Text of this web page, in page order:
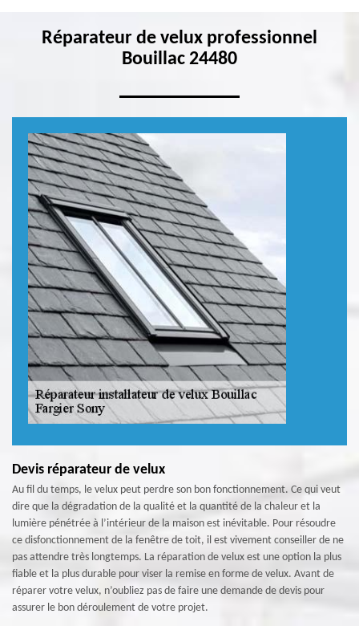
Réparateur de velux professionnel
Bouillac 24480
Devis réparateur de velux
Au fil du temps, le velux peut perdre son bon fonctionnement. Ce qui veut
dire que la dégradation de la qualité et la quantité de la chaleur et la
lumière pénétrée à l’intérieur de la maison est inévitable. Pour résoudre
ce disfonctionnement de la fenêtre de toit, il est vivement conseiller de ne
pas attendre très longtemps. La réparation de velux est une option la plus
fiable et la plus durable pour viser la remise en forme de velux. Avant de
réparer votre velux, n’oubliez pas de faire une demande de devis pour
assurer le bon déroulement de votre projet.